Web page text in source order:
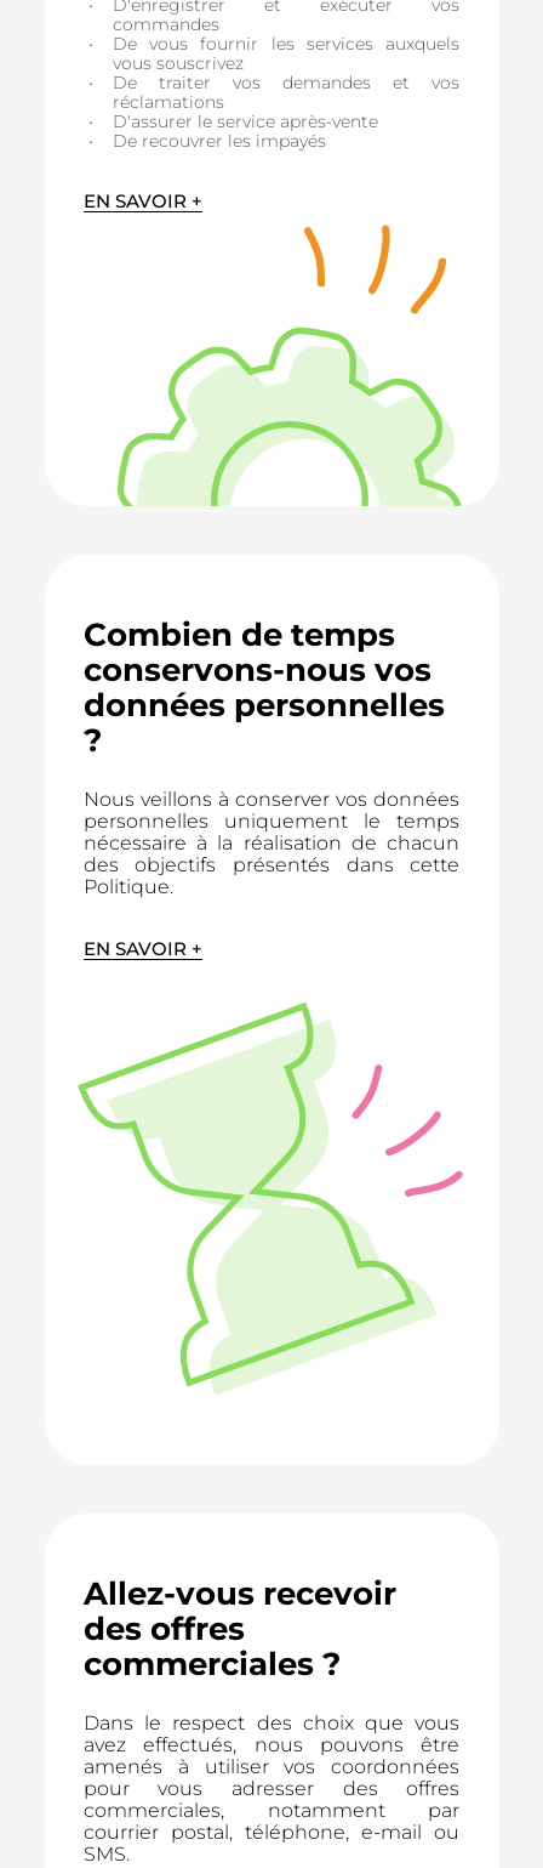
D'enregistrer et exécuter vos
commandes
De vous fournir les services auxquels
vous souscrivez
De traiter vos demandes et vos
réclamations
D'assurer le service après-vente
De recouvrer les impayés
EN SAVOIR +
Combien de temps
conservons-nous vos
données personnelles
?
Nous veillons à conserver vos données
personnelles uniquement le temps
nécessaire à la réalisation de chacun
des objectifs présentés dans cette
Politique.
EN SAVOIR +
Allez-vous recevoir
des offres
commerciales ?
Dans le respect des choix que vous
avez effectués, nous pouvons être
amenés à utiliser vos coordonnées
pour vous adresser des offres
commerciales, notamment par
courrier postal, téléphone, e-mail ou
SMS.